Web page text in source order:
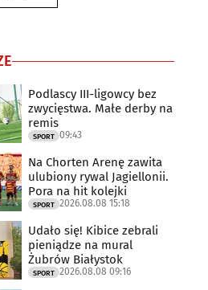
Podlascy III-ligowcy bez
zwycięstwa. Małe derby na
remis
SPORT 09:43
Na Chorten Arenę zawita
ulubiony rywal Jagiellonii.
Pora na hit kolejki
SPORT 2026.08.08 15:18
Udało się! Kibice zebrali
pieniądze na mural
Żubrów Białystok
SPORT 2026.08.08 09:16